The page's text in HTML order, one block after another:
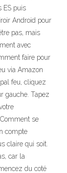
ES puis
Android pour
pas, mais
avec
faire pour
via Amazon
feu, cliquez
gauche. Tapez
se
compte
claire qui soit.
car la
du coté